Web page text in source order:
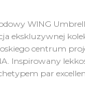
WING
ekskluzywnej
centrum
Inspirowany
par